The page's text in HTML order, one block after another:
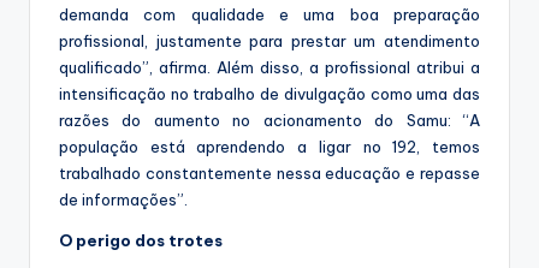
demanda com qualidade e uma boa preparação
profissional, justamente para prestar um atendimento
qualificado”, afirma. Além disso, a profissional atribui a
intensificação no trabalho de divulgação como uma das
razões do aumento no acionamento do Samu: “A
população está aprendendo a ligar no 192, temos
trabalhado constantemente nessa educação e repasse
de informações”.
O perigo dos trotes